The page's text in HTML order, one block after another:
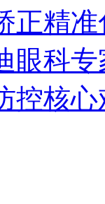
正精
眼科
控核心